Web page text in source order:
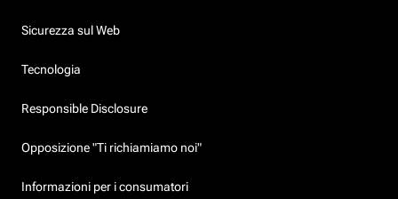
Sicurezza sul Web
Tecnologia
Responsible Disclosure
Opposizione "Ti richiamiamo noi"
Informazioni per i consumatori